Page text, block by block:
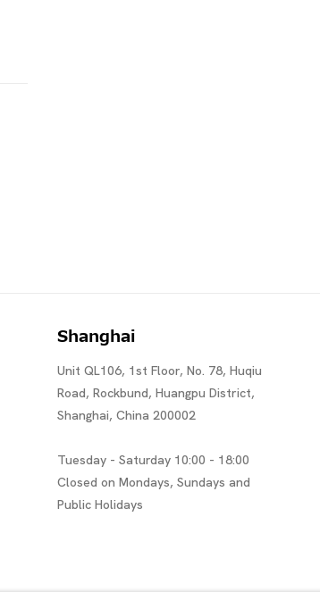
Shanghai
Unit QL106, 1st Floor, No. 78, Huqiu
Road, Rockbund, Huangpu District,
Shanghai, China 200002
Tuesday - Saturday 10:00 - 18:00
Closed on Mondays, Sundays and
Public Holidays